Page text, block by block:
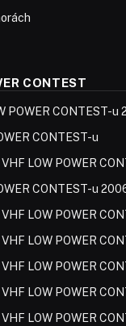
CONTEST
POWER CONTEST-u
CONTEST-u
LOW POWER
CONTEST-u
LOW POWER
LOW POWER
LOW POWER
LOW POWER
LOW POWER